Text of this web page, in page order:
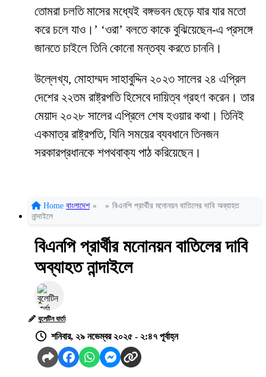
তোমরা চলতি মাসের মধ্যেই বঙ্গভবন ছেড়ে যার যার মতো
করে চলে যাও।’ ‘ওরা’ বলতে কাকে বুঝিয়েছেন-এ প্রসঙ্গে
জানতে চাইলে তিনি কোনো মন্তব্য করতে চাননি।
উল্লেখ্য, মোহাম্মদ সাহাবুদ্দিন ২০২৩ সালের ২৪ এপ্রিল
দেশের ২২তম রাষ্ট্রপতি হিসেবে দায়িত্ব গ্রহণ করেন। তার
মেয়াদ ২০২৮ সালের এপ্রিলে শেষ হওয়ার কথা। তিনিই
একমাত্র রাষ্ট্রপতি, যিনি সময়ের ব্যবধানে তিনজন
সরকারপ্রধানকে শপথবাক্য পাঠ করিয়েছেন।
Home বাংলাদেশ » » বিএনপি প্রার্থীর মনোনয়ন বাতিলের দাবি অব্যাহত
নান্দাইলে
বিএনপি প্রার্থীর মনোনয়ন বাতিলের দাবি
অব্যাহত নান্দাইলে
বুলেটিন বার্তা
শনিবার, ২৯ নভেম্বর ২০২৫ - ২:৪৭ পূর্বাহ্ন